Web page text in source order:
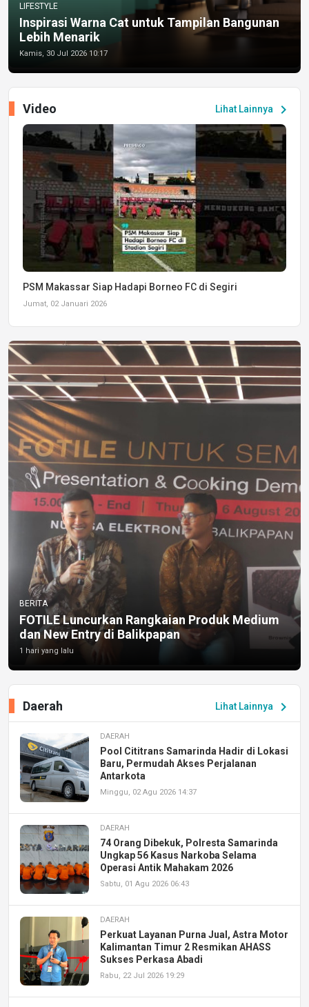
LIFESTYLE
Inspirasi Warna Cat untuk Tampilan Bangunan
Lebih Menarik
Kamis, 30 Jul 2026 10:17
Lihat Lainnya chevron_right
Video
PSM Makassar Siap Hadapi Borneo FC di Segiri
Jumat, 02 Januari 2026
BERITA
FOTILE Luncurkan Rangkaian Produk Medium
dan New Entry di Balikpapan
1 hari yang lalu
Lihat Lainnya chevron_right
Daerah
DAERAH
Pool Cititrans Samarinda Hadir di Lokasi
Baru, Permudah Akses Perjalanan
Antarkota
Minggu, 02 Agu 2026 14:37
DAERAH
74 Orang Dibekuk, Polresta Samarinda
Ungkap 56 Kasus Narkoba Selama
Operasi Antik Mahakam 2026
Sabtu, 01 Agu 2026 06:43
DAERAH
Perkuat Layanan Purna Jual, Astra Motor
Kalimantan Timur 2 Resmikan AHASS
Sukses Perkasa Abadi
Rabu, 22 Jul 2026 19:29